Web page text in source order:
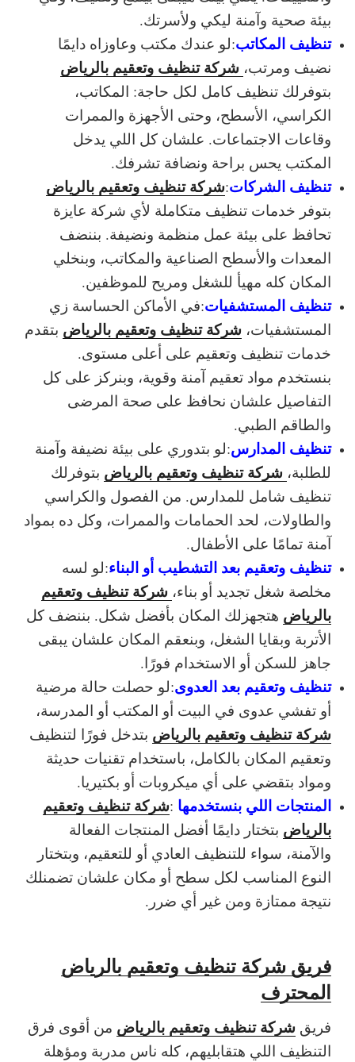
بيئة صحية وآمنة ليكي ولأسرتك.
تنظيف المكاتب:لو عندك مكتب وعاوزاه دايمًا
نضيف ومرتب، شركة تنظيف وتعقيم بالرياض
بتوفرلك تنظيف كامل لكل حاجة: المكاتب،
الكراسي، الأسطح، وحتى الأجهزة والممرات
وقاعات الاجتماعات. علشان كل اللي يدخل
المكتب يحس براحة ونضافة تشرفك.
تنظيف الشركات:شركة تنظيف وتعقيم بالرياض
بتوفر خدمات تنظيف متكاملة لأي شركة عايزة
تحافظ على بيئة عمل منظمة ونضيفة. بننضف
المعدات والأسطح الصناعية والمكاتب، وبنخلي
المكان كله مهيأ للشغل ومريح للموظفين.
تنظيف المستشفيات:في الأماكن الحساسة زي
المستشفيات، شركة تنظيف وتعقيم بالرياض بتقدم
خدمات تنظيف وتعقيم على أعلى مستوى.
بنستخدم مواد تعقيم آمنة وقوية، وبنركز على كل
التفاصيل علشان نحافظ على صحة المرضى
والطاقم الطبي.
تنظيف المدارس:لو بتدوري على بيئة نضيفة وآمنة
للطلبة، شركة تنظيف وتعقيم بالرياض بتوفرلك
تنظيف شامل للمدارس. من الفصول والكراسي
والطاولات، لحد الحمامات والممرات، وكل ده بمواد
آمنة تمامًا على الأطفال.
تنظيف وتعقيم بعد التشطيب أو البناء:لو لسه
مخلصة شغل تجديد أو بناء، شركة تنظيف وتعقيم
بالرياض هتجهزلك المكان بأفضل شكل. بننضف كل
الأتربة وبقايا الشغل، وبنعقم المكان علشان يبقى
جاهز للسكن أو الاستخدام فورًا.
تنظيف وتعقيم بعد العدوى:لو حصلت حالة مرضية
أو تفشي عدوى في البيت أو المكتب أو المدرسة،
شركة تنظيف وتعقيم بالرياض بتدخل فورًا لتنظيف
وتعقيم المكان بالكامل، باستخدام تقنيات حديثة
ومواد بتقضي على أي ميكروبات أو بكتيريا.
المنتجات اللي بنستخدمها :شركة تنظيف وتعقيم
بالرياض بتختار دايمًا أفضل المنتجات الفعالة
والآمنة، سواء للتنظيف العادي أو للتعقيم، وبتختار
النوع المناسب لكل سطح أو مكان علشان تضمنلك
نتيجة ممتازة ومن غير أي ضرر.
فريق شركة تنظيف وتعقيم بالرياض
المحترف
فريق شركة تنظيف وتعقيم بالرياض من أقوى فرق
التنظيف اللي هتقابليهم، كله ناس مدربة ومؤهلة